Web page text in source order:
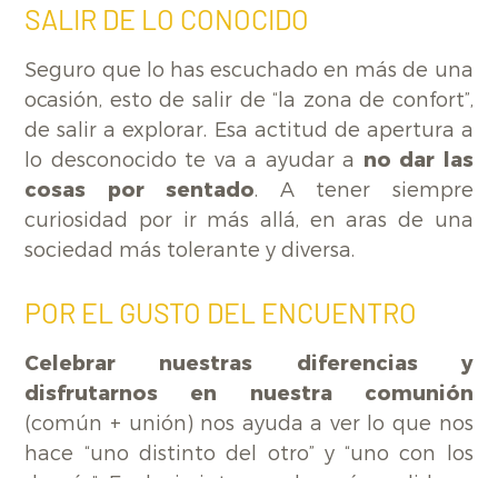
SALIR DE LO CONOCIDO
Seguro que lo has escuchado en más de una
ocasión, esto de salir de “la zona de confort”,
de salir a explorar. Esa actitud de apertura a
lo desconocido te va a ayudar a no dar las
cosas por sentado. A tener siempre
curiosidad por ir más allá, en aras de una
sociedad más tolerante y diversa.
POR EL GUSTO DEL ENCUENTRO
Celebrar nuestras diferencias y
disfrutarnos en nuestra comunión
(común + unión) nos ayuda a ver lo que nos
hace “uno distinto del otro” y “uno con los